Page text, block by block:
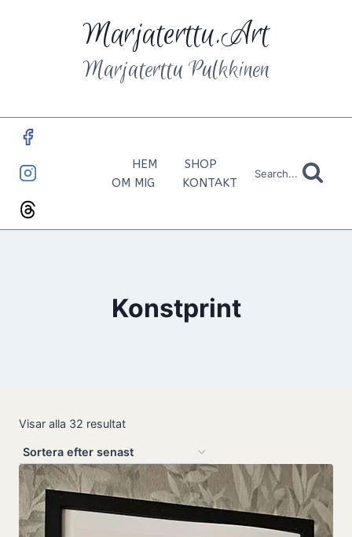
Marjaterttu.Art
Marjaterttu Pulkkinen
HEM
SHOP
OM MIG
KONTAKT
Search...
Konstprint
Visar alla 32 resultatSortera
efter
senaste